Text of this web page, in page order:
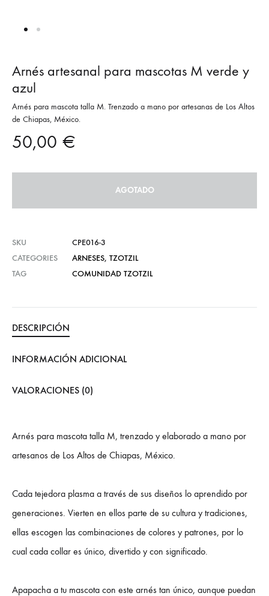
Arnés artesanal para mascotas M verde y
azul
Arnés para mascota talla M. Trenzado a mano por artesanas de Los Altos
de Chiapas, México.
50,00 €
AGOTADO
SKU
CPE016-3
CATEGORIES
ARNESES, TZOTZIL
TAG
COMUNIDAD TZOTZIL
DESCRIPCIÓN
INFORMACIÓN ADICIONAL
VALORACIONES (0)
Arnés para mascota talla M, trenzado y elaborado a mano por
artesanos de Los Altos de Chiapas, México.
Cada tejedora plasma a través de sus diseños lo aprendido por
generaciones. Vierten en ellos parte de su cultura y tradiciones,
ellas escogen las combinaciones de colores y patrones, por lo
cual cada collar es único, divertido y con significado.
Apapacha a tu mascota con este arnés tan único, aunque puedan